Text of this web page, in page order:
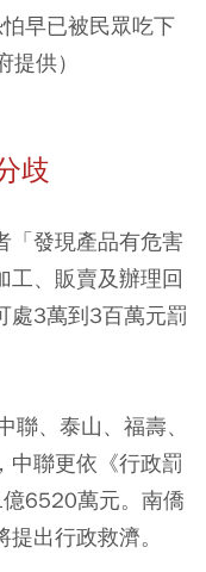
早已被民眾吃下
供）
歧
「發現產品有危害
工、販賣及辦理回
處3萬到3百萬元罰
、泰山、福壽、
中聯更依《行政罰
6520萬元。南僑
出行政救濟。